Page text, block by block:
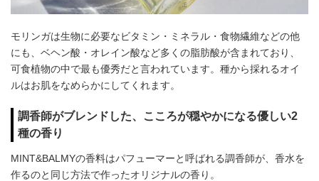
モリンガは生物に必要なビタミン・ミネラル・食物繊維などの他
にも、ベヘン酸・オレイン酸など多くの脂肪酸が含まれており、
可食植物の中で最も優秀だと言われています。種から採れるオイ
ルはお肌をなめらかにしてくれます。
調香師がブレンドした、こころが穏やかになる優しい2
種の香り
MINT&BALMYの香料はパフューマーと呼ばれる調香師が、香水を
作るのと同じ方法で作ったオリジナルの香り。